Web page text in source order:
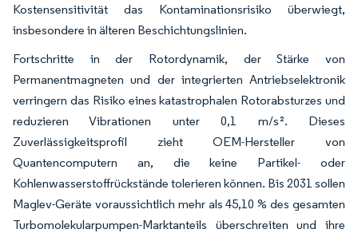
Kostensensitivität das Kontaminationsrisiko überwiegt,
insbesondere in älteren Beschichtungslinien.
Fortschritte in der Rotordynamik, der Stärke von
Permanentmagneten und der integrierten Antriebselektronik
verringern das Risiko eines katastrophalen Rotorabsturzes und
reduzieren Vibrationen unter 0,1 m/s². Dieses
Zuverlässigkeitsprofil zieht OEM-Hersteller von
Quantencomputern an, die keine Partikel- oder
Kohlenwasserstoffrückstände tolerieren können. Bis 2031 sollen
Maglev-Geräte voraussichtlich mehr als 45,10 % des gesamten
Turbomolekularpumpen-Marktanteils überschreiten und ihre